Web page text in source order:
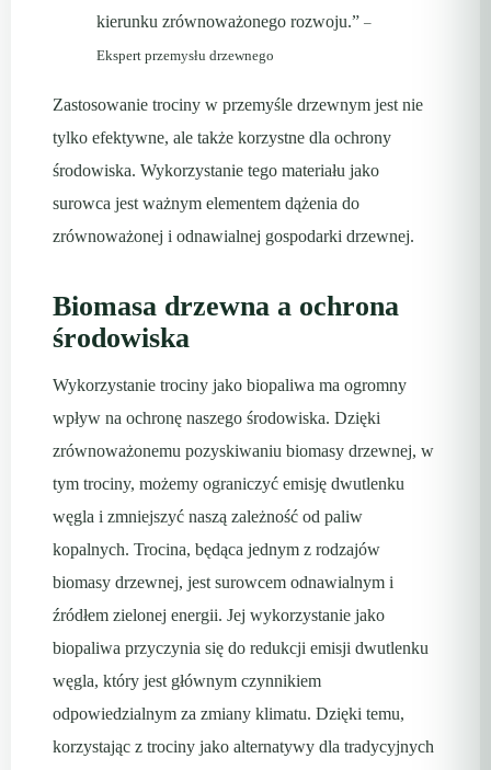
kierunku zrównoważonego rozwoju.” –
Ekspert przemysłu drzewnego
Zastosowanie trociny w przemyśle drzewnym jest nie
tylko efektywne, ale także korzystne dla ochrony
środowiska. Wykorzystanie tego materiału jako
surowca jest ważnym elementem dążenia do
zrównoważonej i odnawialnej gospodarki drzewnej.
Biomasa drzewna a ochrona
środowiska
Wykorzystanie trociny jako biopaliwa ma ogromny
wpływ na ochronę naszego środowiska. Dzięki
zrównoważonemu pozyskiwaniu biomasy drzewnej, w
tym trociny, możemy ograniczyć emisję dwutlenku
węgla i zmniejszyć naszą zależność od paliw
kopalnych. Trocina, będąca jednym z rodzajów
biomasy drzewnej, jest surowcem odnawialnym i
źródłem zielonej energii. Jej wykorzystanie jako
biopaliwa przyczynia się do redukcji emisji dwutlenku
węgla, który jest głównym czynnikiem
odpowiedzialnym za zmiany klimatu. Dzięki temu,
korzystając z trociny jako alternatywy dla tradycyjnych